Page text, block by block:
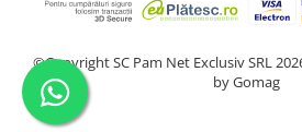
©Copyright SC Pam Net Exclusiv SRL
by Gomag